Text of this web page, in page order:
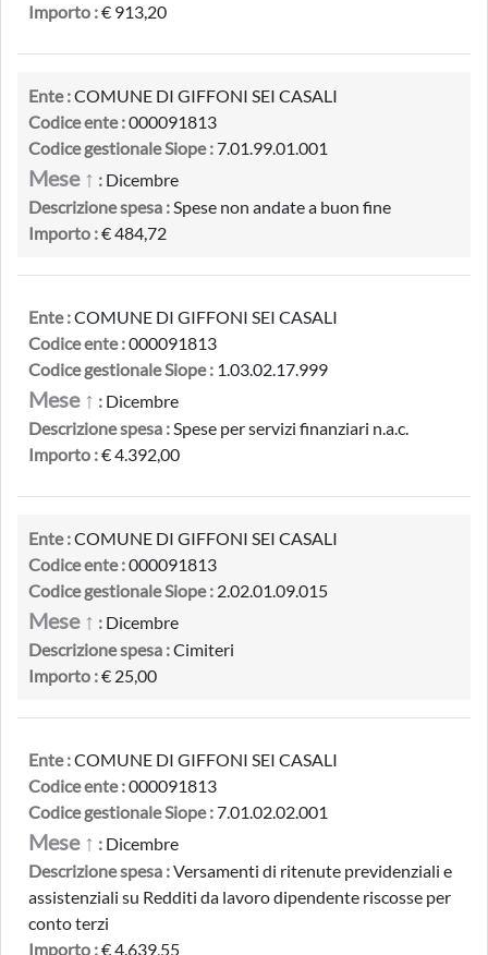
Importo :€ 913,20
Ente :COMUNE DI GIFFONI SEI CASALI
Codice ente :000091813
Codice gestionale Siope :7.01.99.01.001
Mese ↑ : Dicembre
Descrizione spesa :Spese non andate a buon fine
Importo :€ 484,72
Ente :COMUNE DI GIFFONI SEI CASALI
Codice ente :000091813
Codice gestionale Siope : 1.03.02.17.999
Mese ↑ : Dicembre
Descrizione spesa :Spese per servizi finanziari n.a.c.
Importo :€ 4.392,00
Ente :COMUNE DI GIFFONI SEI CASALI
Codice ente :000091813
Codice gestionale Siope : 2.02.01.09.015
Mese ↑ : Dicembre
Descrizione spesa :Cimiteri
Importo :€ 25,00
Ente :COMUNE DI GIFFONI SEI CASALI
Codice ente :000091813
Codice gestionale Siope :7.01.02.02.001
Mese ↑ : Dicembre
Descrizione spesa :Versamenti di ritenute previdenziali e
assistenziali su Redditi da lavoro dipendente riscosse per
conto terzi
Importo :€ 4.639,55